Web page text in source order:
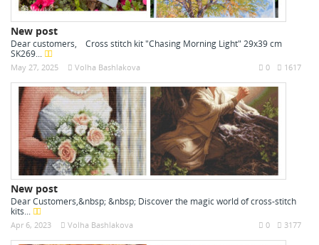
New post
Dear customers, Cross stitch kit "Chasing Morning Light" 29x39 cm
SK269...
May 27, 2025 Volha Bashlakova 1617
0
New post
Dear Customers,&nbsp; &nbsp; Discover the magic world of cross-stitch
kits...
Apr 6, 2023 Volha Bashlakova 3177
0